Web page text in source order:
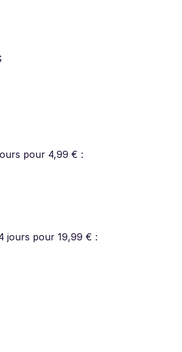
pour 4,99 € :
jours pour 19,99 € :